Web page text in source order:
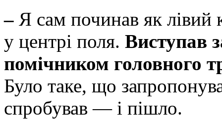
– Я сам починав як лівий
у центрі поля. Виступав
помічником головного
Було таке, що
спробував — і пішло.